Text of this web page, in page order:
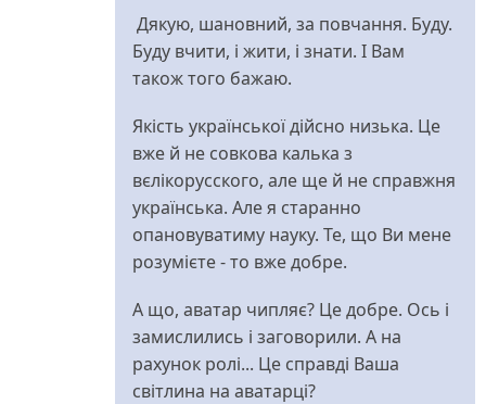
відповідь
Перебендя,
вижу
тебе
від
Владимир
Иванович
Дякую, шановний, за повчання. Буду.
Буду вчити, і жити, і знати. І Вам
також того бажаю.
Якість української дійсно низька. Це
вже й не совкова калька з
вєлікорусского, але ще й не справжня
українська. Але я старанно
опановуватиму науку. Те, що Ви мене
розумієте - то вже добре.
А що, аватар чипляє? Це добре. Ось і
замислились і заговорили. А на
рахунок ролі... Це справді Ваша
світлина на аватарці?